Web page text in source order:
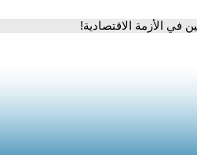
في الأزمة الاقتصادية!